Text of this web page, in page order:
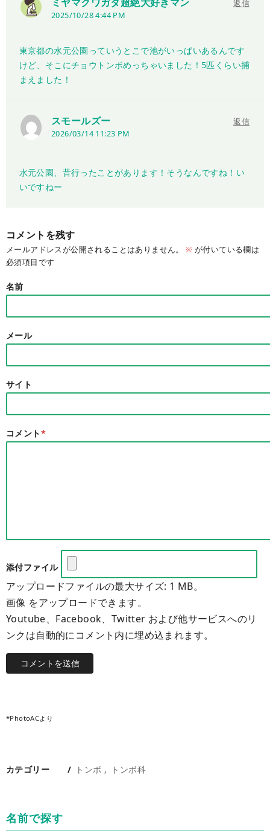
2025/10/28 4:44 PM
返信
東京都の水元公園っていうとこで池がいっぱいあるんです
けど、そこにチョウトンボめっちゃいました！5匹くらい捕
まえました！
スモールズー
2026/03/14 11:23 PM
返信
水元公園、昔行ったことがあります！そうなんですね！い
いですねー
コメントを残す
メールアドレスが公開されることはありません。 ※ が付いている欄は
必須項目です
名前
メール
サイト
コメント*
添付ファイル
アップロードファイルの最大サイズ: 1 MB。
画像 をアップロードできます。
Youtube、Facebook、Twitter および他サービスへのリ
ンクは自動的にコメント内に埋め込まれます。
*PhotoACより
カテゴリー トンボ トンボ科
名前で探す